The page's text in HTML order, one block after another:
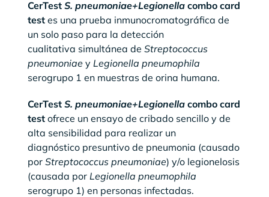
CerTest S. pneumoniae+Legionellacombo card
testes una prueba inmunocromatográfica de
un solo paso para la detección
cualitativa simultánea de Streptococcus
pneumoniae y Legionella pneumophila
serogrupo 1 en muestras de orina humana.
CerTest S. pneumoniae+Legionellacombo card
testofrece un ensayo de cribado sencillo y de
alta sensibilidad para realizar un
diagnóstico presuntivo de pneumonia (causado
por Streptococcus pneumoniae) y/o legionelosis
(causada por Legionella pneumophila
serogrupo 1) en personas infectadas.